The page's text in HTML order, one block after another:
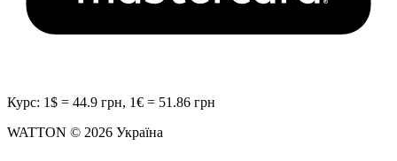
Курс: 1$ = 44.9 грн, 1€ = 51.86 грн
WATTON © 2026 Україна